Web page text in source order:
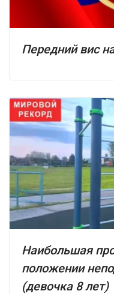
Передний вис
Наибольшая
положении
(девочка 8 лет)